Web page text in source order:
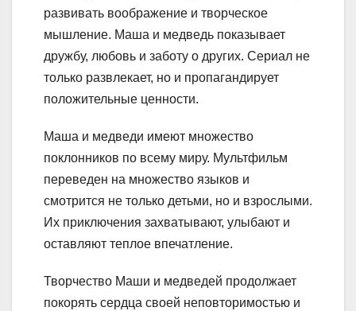
развивать воображение и творческое
мышление. Маша и медведь показывает
дружбу, любовь и заботу о других. Сериал не
только развлекает, но и пропагандирует
положительные ценности.
Маша и медведи имеют множество
поклонников по всему миру. Мультфильм
переведен на множество языков и
смотрится не только детьми, но и взрослыми.
Их приключения захватывают, улыбают и
оставляют теплое впечатление.
Творчество Маши и медведей продолжает
покорять сердца своей неповторимостью и